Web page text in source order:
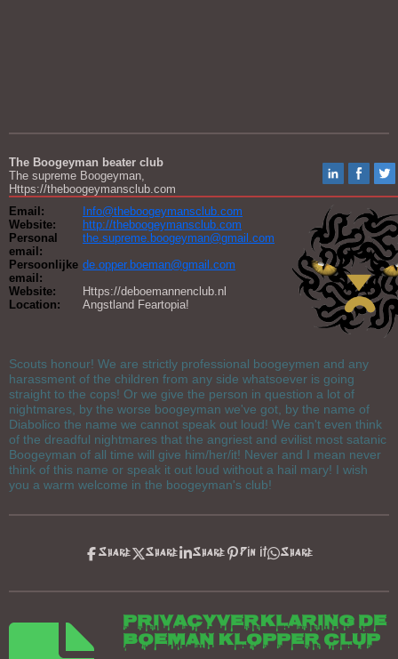
The Boogeyman beater club
The supreme Boogeyman,
Https://theboogeymansclub.com
Email:
Info@theboogeymansclub.com
Website:
http://theboogeymansclub.com
Personal
email:
the.supreme.boogeyman@gmail.com
Persoonlijke
email:
de.opper.boeman@gmail.com
Website:
Https://deboemannenclub.nl
Location:
Angstland Feartopia!
Scouts honour! We are strictly professional boogeymen and any
harassment of the children from any side whatsoever is going
straight to the cops! Or we give the person in question a lot of
nightmares, by the worse boogeyman we've got, by the name of
Diabolico the name we cannot speak out loud! We can't even think
of the dreadful nightmares that the angriest and evilist most satanic
Boogeyman of all time will give him/her/it! Never and I mean never
think of this name or speak it out loud without a hail mary! I wish
you a warm welcome in the boogeyman's club!
Share Share Share Pin it Share
Privacyverklaring De
Boeman Klopper Clup